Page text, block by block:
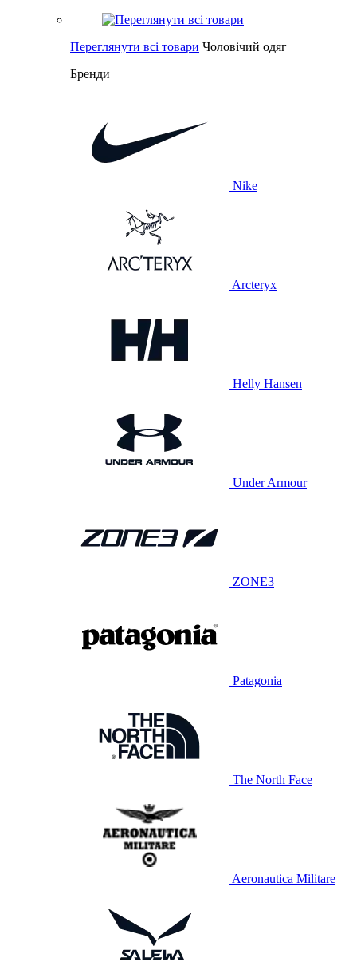
Переглянути всі товари Чоловічий одяг
Бренди
Nike
Arcteryx
Helly Hansen
Under Armour
ZONE3
Patagonia
The North Face
Aeronautica Militare